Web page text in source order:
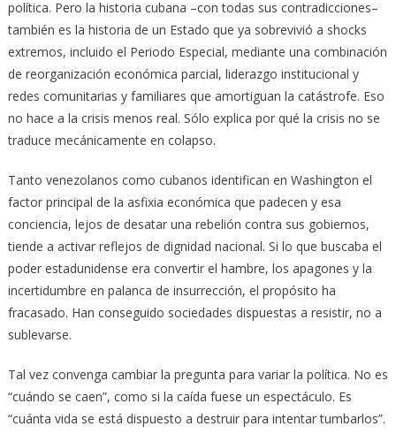
política. Pero la historia cubana –con todas sus contradicciones–
también es la historia de un Estado que ya sobrevivió a shocks
extremos, incluido el Periodo Especial, mediante una combinación
de reorganización económica parcial, liderazgo institucional y
redes comunitarias y familiares que amortiguan la catástrofe. Eso
no hace a la crisis menos real. Sólo explica por qué la crisis no se
traduce mecánicamente en colapso.
Tanto venezolanos como cubanos identifican en Washington el
factor principal de la asfixia económica que padecen y esa
conciencia, lejos de desatar una rebelión contra sus gobiernos,
tiende a activar reflejos de dignidad nacional. Si lo que buscaba el
poder estadunidense era convertir el hambre, los apagones y la
incertidumbre en palanca de insurrección, el propósito ha
fracasado. Han conseguido sociedades dispuestas a resistir, no a
sublevarse.
Tal vez convenga cambiar la pregunta para variar la política. No es
“cuándo se caen”, como si la caída fuese un espectáculo. Es
“cuánta vida se está dispuesto a destruir para intentar tumbarlos”.